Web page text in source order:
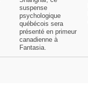
suspense
psychologique
québécois sera
présenté en primeur
canadienne à
Fantasia.